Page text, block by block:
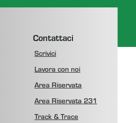
Contattaci
Scrivici
Lavora con noi
Area Riservata
Area Riservata 231
Track & Trace